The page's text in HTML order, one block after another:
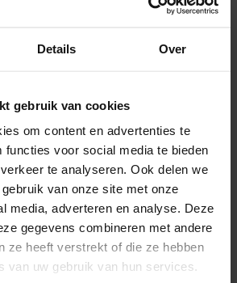
Details Over
gebruik van cookies
om content en advertenties te
functies voor social media te bieden
te analyseren. Ook delen we
van onze site met onze
media, adverteren en analyse. Deze
gegevens combineren met andere
ze heeft verstrekt of die ze hebben
van uw gebruik van hun services.
x 4 mm
vlgs. DIN 671/ EN 10278
(max. 2000 mm)
+/- 2 mm lengtetolerantie